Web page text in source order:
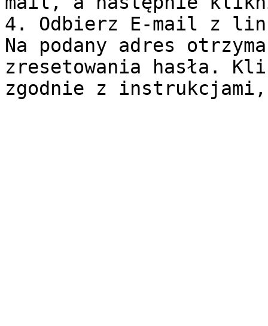
4. Odbierz E-mail z
Na podany adres
zresetowania hasła.